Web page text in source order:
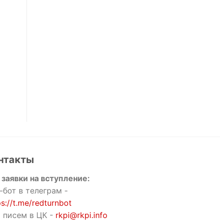
на вступление:
бот в телеграм -
t.me/redturnbot
писем в ЦК - rkpi@rkpi.info